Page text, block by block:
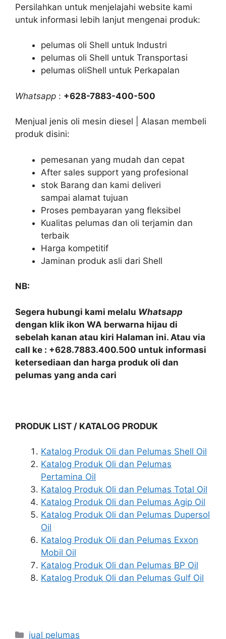
Persilahkan untuk menjelajahi website kami
untuk informasi lebih lanjut mengenai produk:
pelumas oli Shell untuk Industri
pelumas oli Shell untuk Transportasi
pelumas oliShell untuk Perkapalan
Whatsapp : +628-7883-400-500
Menjual jenis oli mesin diesel | Alasan membeli
produk disini:
pemesanan yang mudah dan cepat
After sales support yang profesional
stok Barang dan kami deliveri
sampai alamat tujuan
Proses pembayaran yang fleksibel
Kualitas pelumas dan oli terjamin dan
terbaik
Harga kompetitif
Jaminan produk asli dari Shell
NB:
Segera hubungi kami melalu Whatsapp
dengan klik ikon WA berwarna hijau di
sebelah kanan atau kiri Halaman ini. Atau via
call ke : +628.7883.400.500 untuk informasi
ketersediaan dan harga produk oli dan
pelumas yang anda cari
PRODUK LIST / KATALOG PRODUK
Katalog Produk Oli dan Pelumas Shell Oil
Katalog Produk Oli dan Pelumas
Pertamina Oil
Katalog Produk Oli dan Pelumas Total Oil
Katalog Produk Oli dan Pelumas Agip Oil
Katalog Produk Oli dan Pelumas Dupersol
Oil
Katalog Produk Oli dan Pelumas Exxon
Mobil Oil
Katalog Produk Oli dan Pelumas BP Oil
Katalog Produk Oli dan Pelumas Gulf Oil
jual pelumas